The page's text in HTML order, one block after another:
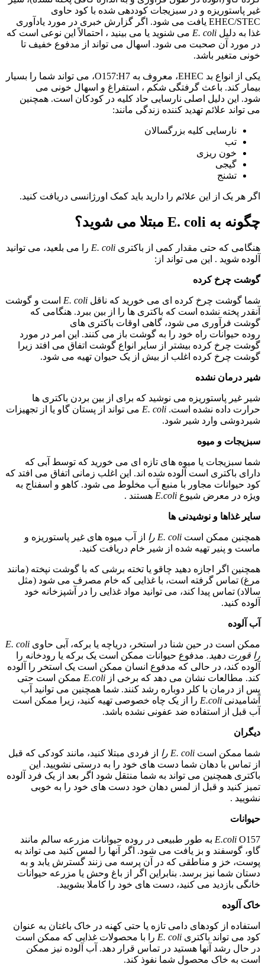
غیر پاستوریزه و در سبزیجات کوددهی شده با کود حاوی
EHEC/STEC یافت می شود. اگر گزارش خبری در مورد یادآوری
غذا به دلیل E. coli می شنوید یا می بینید ، احتمالاً این نوعی است که
در مورد آن صحبت می شود. اسهال می تواند از مدفوع خفیف تا
خونی متغیر باشد.
یکی از انواع بد EHEC، معروف به O157:H7، می تواند شما را بسیار
بیمار کند. باعث گرفتگی شکم ، استفراغ و اسهال خونی می
شود. این دلیل اصلی نارسایی حاد کلیه در کودکان است. همچنین
می تواند علائم تهدید کننده زندگی مانند:
نارسایی کلیه بزرگسالان
تب
خون ریزی
گیجی
تشنج
اگر هر یک از این علائم را دارید باید کمک اورژانسی دریافت کنید.
چگونه به E. coli مبتلا می شوید؟
هنگامی که حتی مقدار کمی از باکتری E. coli را می بلعید، می توانید
آلوده شوید . این می تواند از:
گوشت چرخ کرده
شما گوشت چرخ کرده ای می خورید که ناقل E. coli است و گوشت
آنقدر پخته نشده است که باکتری ها را از بین ببرد. هنگامی که
گوشت فرآوری می شود، گاهی اوقات باکتری های
روده حیوانات راه خود را به گوشت باز می کنند. این امر در مورد
گوشت چرخ کرده بیشتر از سایر انواع گوشت اتفاق می افتد زیرا
گوشت چرخ کرده اغلب از بیش از یک حیوان تهیه می شود.
شیر درمان نشده
شیر غیر پاستوریزه می نوشید که برای از بین بردن باکتری ها
حرارت داده نشده است. E. coli می تواند از پستان گاو یا از تجهیزات
شیردوشی وارد شیر شود.
سبزیجات و میوه
شما سبزیجات یا میوه های تازه ای می خورید که توسط آبی که
دارای باکتری است آلوده شده اند. این اغلب زمانی اتفاق می افتد که
کود حیوانات مجاور با منبع آب مخلوط می شود. کاهو و اسفناج به
ویژه در معرض شیوع E.coli هستند .
سایر غذاها و نوشیدنی ها
همچنین ممکن است E. coli را
از آب میوه های غیر پاستوریزه و
ماست و پنیر تهیه شده از شیر خام دریافت کنید.
همچنین اگر اجازه دهید چاقو یا تخته برشی که با گوشت نپخته (مانند
مرغ) تماس گرفته است، با غذایی که خام مصرف می شود (مثل
سالاد) تماس پیدا کند، می توانید مواد غذایی را در آشپزخانه خود
آلوده کنید.
آب آلوده
ممکن است در حین شنا در استخر، دریاچه یا برکه، آبی حاوی E. coli
را قورت دهید. مدفوع حیوانات ممکن است یک برکه یا رودخانه را
آلوده کند، در حالی که مدفوع انسان ممکن است یک استخر را آلوده
کند. مطالعات نشان می دهد که برخی از E.coli ممکن است حتی
پس از درمان با کلر دوباره رشد کنند. شما همچنین می توانید آب
آشامیدنی E.coli را از یک چاه خصوصی تهیه کنید، زیرا ممکن است
آب قبل از استفاده ضد عفونی نشده باشد.
دیگران
شما ممکن است E. coli را
از فردی مبتلا کنید، مانند کودکی که قبل
از تماس با دهان شما دست های خود را به درستی نشویید. این
باکتری همچنین می تواند به شما منتقل شود اگر بعد از یک فرد آلوده
تمیز کنید و قبل از لمس دهان خود دست های خود را به خوبی
نشویید .
حیوانات
E.coli O157 به طور طبیعی در روده حیوانات مزرعه سالم مانند
گاو، گوسفند و بز یافت می شود. اگر آنها را لمس کنید می تواند به
پوست، خز و مناطقی که در آن پرسه می زنند گسترش یابد و به
دستان شما نیز برسد. بنابراین اگر از باغ وحش یا مزرعه حیوانات
خانگی بازدید می کنید، دست های خود را کاملا بشویید.
خاک آلوده
استفاده از کودهای دامی تازه یا حتی کهنه در خاک باغتان به عنوان
کود می تواند باکتری E. coli را با محصولات غذایی که ممکن است
در حال رشد آنها هستید در تماس قرار دهد. آب آلوده نیز ممکن
است به خاک محصول شما نفوذ کند.